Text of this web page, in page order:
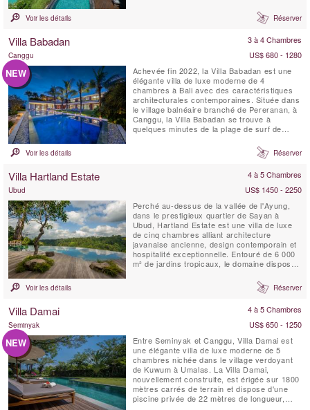
coucher se situent dans la résidence
principale, et une quatrième se trouve au
Voir les détails Réserver
Villa Babadan 3 à 4 Chambres
Canggu US$ 680 - 1280
NEW
Achevée fin 2022, la Villa Babadan est une
élégante villa de luxe moderne de 4
chambres à Bali avec des caractéristiques
architecturales contemporaines. Située dans
le village balnéaire branché de Pereranan, à
Canggu, la Villa Babadan se trouve à
quelques minutes de la plage de surf de
dignes d'un magazine, rehaussés par
beaucoup de lumière naturelle, la Villa
Voir les détails Réserver
Villa Hartland Estate 4 à 5 Chambres
Ubud
US$ 1450 - 2250
Perché au-dessus de la vallée de l'Ayung,
dans le prestigieux quartier de Sayan à
Ubud, Hartland Estate est une villa de luxe
de cinq chambres alliant architecture
javanaise ancienne, design contemporain et
hospitalité exceptionnelle. Entouré de 6 000
m² de jardins tropicaux, le domaine dispose
d'eau salée de 26 mètres alimentée par une
source naturelle, de vues panoramiques sur
Voir les détails Réserver
Villa Damai 4 à 5 Chambres
Seminyak US$ 650 - 1250
NEW
Entre Seminyak et Canggu, Villa Damai est
une élégante villa de luxe moderne de 5
chambres nichée dans le village verdoyant
de Kuwum à Umalas. La Villa Damai,
nouvellement construite, est érigée sur 1800
mètres carrés de terrain et dispose d'une
piscine privée de 22 mètres de longueur,